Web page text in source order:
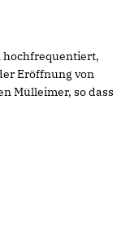
hochfrequentiert,
Eröffnung von
Mülleimer, so dass